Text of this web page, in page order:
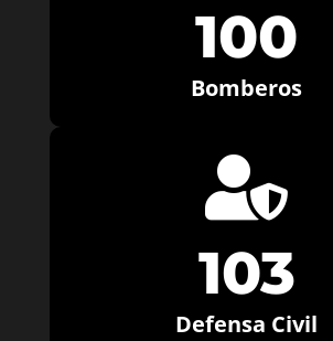
100
Bomberos

103
Defensa Civil